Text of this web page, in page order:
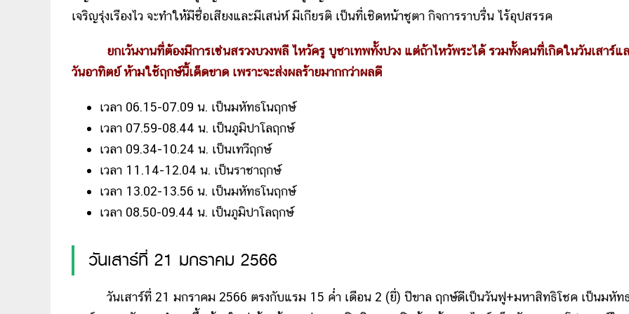
เจริญรุ่งเรืองไว จะทำให้มีชื่อเสียงและมีเสน่ห์ มีเกียรติ เป็นที่เชิดหน้าชูตา กิจการราบรื่น ไร้อุปสรรค
ยกเว้นงานที่ต้องมีการเซ่นสรวงบวงพลี ไหว้ครู บูชาเทพทั้งปวง แต่ถ้าไหว้พระได้ รวมทั้งคนที่เกิดในวันเสาร์แ
วันอาทิตย์ ห้ามใช้ฤกษ์นี้เด็ดขาด เพราะจะส่งผลร้ายมากกว่าผลดี
เวลา 06.15-07.09 น. เป็นมหัทธโนฤกษ์
เวลา 07.59-08.44 น. เป็นภูมิปาโลฤกษ์
เวลา 09.34-10.24 น. เป็นเทวีฤกษ์
เวลา 11.14-12.04 น. เป็นราชาฤกษ์
เวลา 13.02-13.56 น. เป็นมหัทธโนฤกษ์
เวลา 08.50-09.44 น. เป็นภูมิปาโลฤกษ์
วันเสาร์ที่ 21 มกราคม 2566
วันเสาร์ที่ 21 มกราคม 2566 ตรงกับแรม 15 ค่ำ เดือน 2 (ยี่) ปีขาล ฤกษ์ดีเป็นวันฟู+มหาสิทธิโชค เป็นมหัท